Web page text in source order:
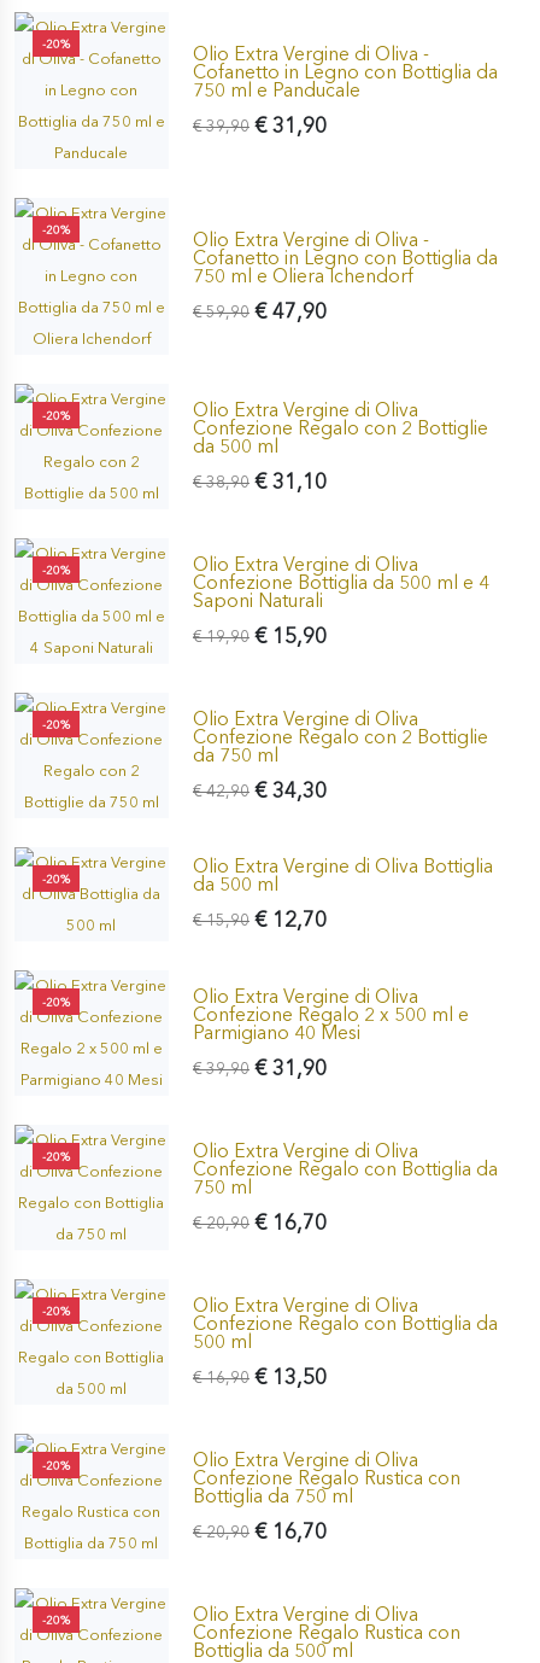
-20% Olio Extra Vergine di Oliva -
Cofanetto in Legno con Bottiglia da
750 ml e Panducale
€ 31,90
€ 39,90
-20% Olio Extra Vergine di Oliva -
Cofanetto in Legno con Bottiglia da
750 ml e Oliera Ichendorf
€ 47,90
€ 59,90
-20% Olio Extra Vergine di Oliva
Confezione Regalo con 2 Bottiglie
da 500 ml
€ 31,10
€ 38,90
-20% Olio Extra Vergine di Oliva
Confezione Bottiglia da 500 ml e 4
Saponi Naturali
€ 15,90
€ 19,90
-20% Olio Extra Vergine di Oliva
Confezione Regalo con 2 Bottiglie
da 750 ml
€ 34,30
€ 42,90
-20%
Olio Extra Vergine di Oliva Bottiglia
da 500 ml
€ 12,70
€ 15,90
-20% Olio Extra Vergine di Oliva
Confezione Regalo 2 x 500 ml e
Parmigiano 40 Mesi
€ 31,90
€ 39,90
-20% Olio Extra Vergine di Oliva
Confezione Regalo con Bottiglia da
750 ml
€ 16,70
€ 20,90
-20% Olio Extra Vergine di Oliva
Confezione Regalo con Bottiglia da
500 ml
€ 13,50
€ 16,90
-20% Olio Extra Vergine di Oliva
Confezione Regalo Rustica con
Bottiglia da 750 ml
€ 16,70
€ 20,90
-20% Olio Extra Vergine di Oliva
Confezione Regalo Rustica con
Bottiglia da 500 ml